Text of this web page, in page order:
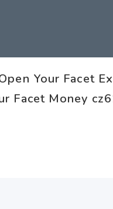
Your Facet
Facet Money